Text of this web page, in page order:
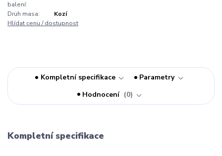
balení:
Druh masa:
Kozí
Hlídat cenu / dostupnost
Kompletní specifikace
Parametry
Hodnocení
0
Kompletní specifikace